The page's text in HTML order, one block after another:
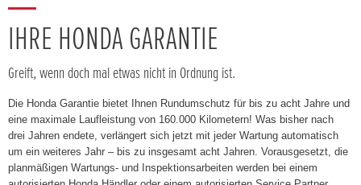
IHRE HONDA GARANTIE
Greift, wenn doch mal etwas nicht in Ordnung ist.
Die Honda Garantie bietet Ihnen Rundumschutz für bis zu acht Jahre und
eine maximale Laufleistung von 160.000 Kilometern! Was bisher nach
drei Jahren endete, verlängert sich jetzt mit jeder Wartung automatisch
um ein weiteres Jahr – bis zu insgesamt acht Jahren. Vorausgesetzt, die
planmäßigen Wartungs- und Inspektionsarbeiten werden bei einem